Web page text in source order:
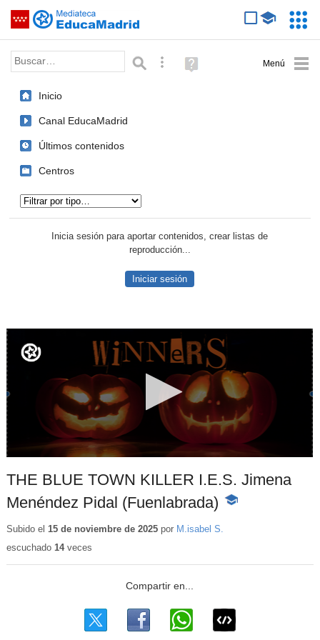
Saltar navegación
Palabra o frase: Búsqueda avanzada
Ayuda
(en
Inicio
Canal EducaMadrid
Últimos contenidos
Centros
Inicia sesión para aportar contenidos, crear listas de
reproducción...
Iniciar sesión
THE BLUE TOWN KILLER I.E.S. Jimena
Menéndez Pidal (Fuenlabrada)
-
educativo
Subido el 15 de noviembre de 2025por M.isabel S.
escuchado 14veces